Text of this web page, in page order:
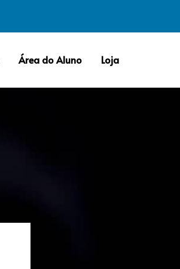
Área do Aluno Loja